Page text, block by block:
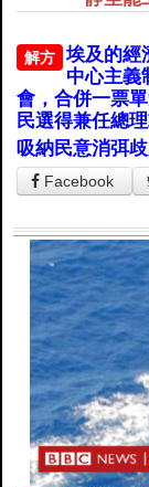
解方
埃及的經
中心主義
會，合併一票
民選得兼任總
吸納民意消弭
Facebook